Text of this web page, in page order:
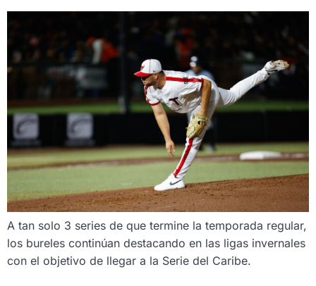
A tan solo 3 series de que termine la temporada regular,
los bureles continúan destacando en las ligas invernales
con el objetivo de llegar a la Serie del Caribe.